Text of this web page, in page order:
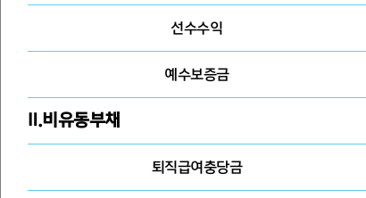
선수수익
예수보증금
Ⅱ.비유동부채
퇴직급여충당금